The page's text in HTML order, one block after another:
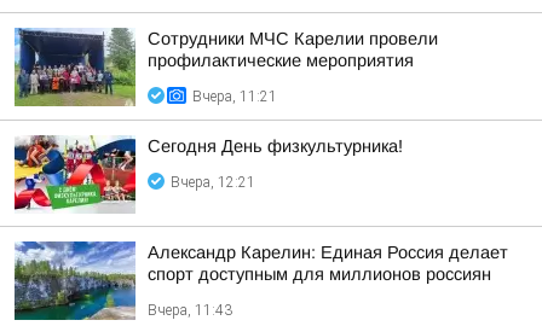
Сотрудники МЧС Карелии провели
профилактические мероприятия
Вчера, 11:21
Сегодня День физкультурника!
Вчера, 12:21
Александр Карелин: Единая Россия делает
спорт доступным для миллионов россиян
Вчера, 11:43